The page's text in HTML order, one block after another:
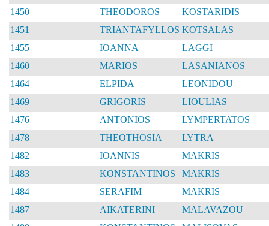
1450
THEODOROS
KOSTARIDIS
1451
TRIANTAFYLLOS KOTSALAS
1455
IOANNA
LAGGI
1460
MARIOS
LASANIANOS
1464
ELPIDA
LEONIDOU
1469
GRIGORIS
LIOULIAS
1476
ANTONIOS
LYMPERTATOS
1478
THEOTHOSIA
LYTRA
1482
IOANNIS
MAKRIS
1483
KONSTANTINOS
MAKRIS
1484
SERAFIM
MAKRIS
1487
AIKATERINI
MALAVAZOU